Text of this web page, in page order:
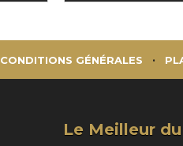
CONDITIONS GÉNÉRALES
Le Meilleur